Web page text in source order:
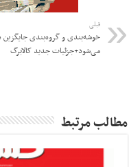
قبلی
خوشه‌بندی و گروه‌بندی
می‌شود+جزئیات جدید کالابرگ
مطالب مرتبط